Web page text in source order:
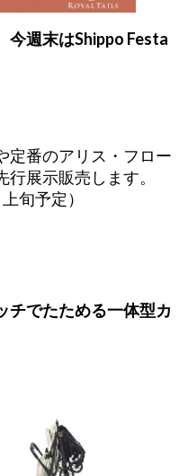
今週末はShippo Festa
定番のアリス・フロー
展示販売します。
旬予定）
チでたためる一体型カ